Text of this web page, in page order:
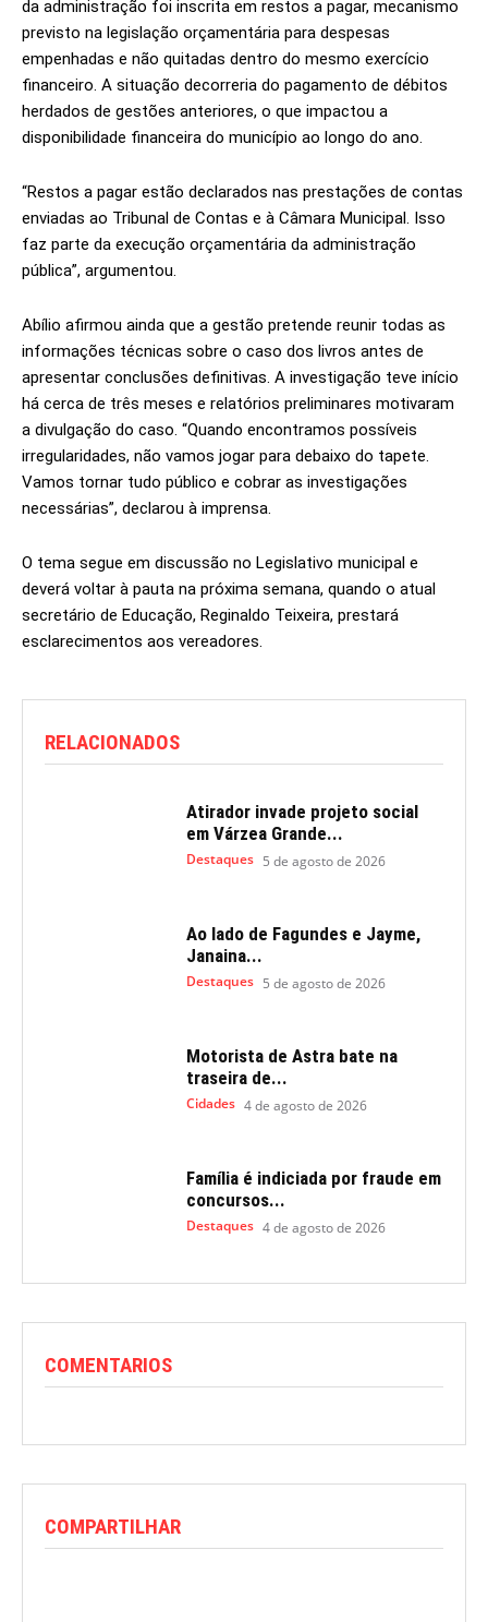
da administração foi inscrita em restos a pagar, mecanismo
previsto na legislação orçamentária para despesas
empenhadas e não quitadas dentro do mesmo exercício
financeiro. A situação decorreria do pagamento de débitos
herdados de gestões anteriores, o que impactou a
disponibilidade financeira do município ao longo do ano.
“Restos a pagar estão declarados nas prestações de contas
enviadas ao Tribunal de Contas e à Câmara Municipal. Isso
faz parte da execução orçamentária da administração
pública”, argumentou.
Abílio afirmou ainda que a gestão pretende reunir todas as
informações técnicas sobre o caso dos livros antes de
apresentar conclusões definitivas. A investigação teve início
há cerca de três meses e relatórios preliminares motivaram
a divulgação do caso. “Quando encontramos possíveis
irregularidades, não vamos jogar para debaixo do tapete.
Vamos tornar tudo público e cobrar as investigações
necessárias”, declarou à imprensa.
O tema segue em discussão no Legislativo municipal e
deverá voltar à pauta na próxima semana, quando o atual
secretário de Educação, Reginaldo Teixeira, prestará
esclarecimentos aos vereadores.
RELACIONADOS
Atirador invade projeto social
em Várzea Grande...
Destaques 5 de agosto de 2026
Ao lado de Fagundes e Jayme,
Janaina...
Destaques 5 de agosto de 2026
Motorista de Astra bate na
traseira de...
Cidades 4 de agosto de 2026
Família é indiciada por fraude em
concursos...
Destaques 4 de agosto de 2026
COMENTARIOS
COMPARTILHAR